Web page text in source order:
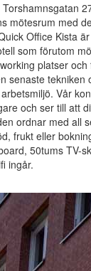
mötesrum med
Office Kista
som förutom
platser och
senaste tekniken
Vår
och ser till att
ordnar med all
frukt eller
50tums TV-
ingår.